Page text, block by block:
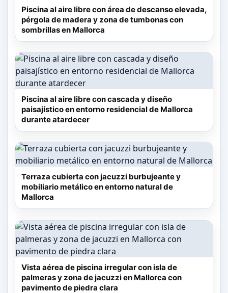
Piscina al aire libre con área de descanso elevada,
pérgola de madera y zona de tumbonas con
sombrillas en Mallorca
Piscina al aire libre con cascada y diseño
paisajístico en entorno residencial de Mallorca
durante atardecer
Terraza cubierta con jacuzzi burbujeante y
mobiliario metálico en entorno natural de
Mallorca
Vista aérea de piscina irregular con isla de
palmeras y zona de jacuzzi en Mallorca con
pavimento de piedra clara